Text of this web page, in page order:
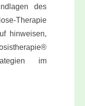
des
Therapie
hinweisen,
im